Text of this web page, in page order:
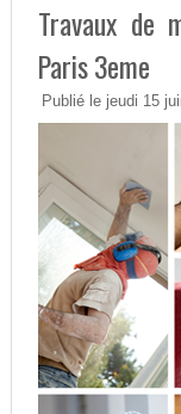
Travaux de
Paris 3eme
Publié le jeudi 15